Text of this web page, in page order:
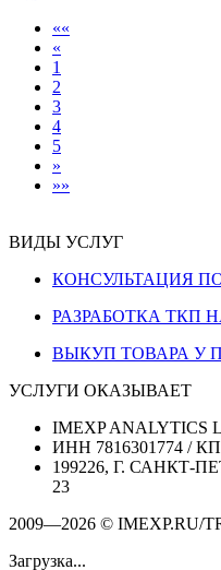
««
«
1
2
3
4
5
»
»»
ВИДЫ УСЛУГ
КОНСУЛЬТАЦИЯ
РАЗРАБОТКА ТКП
ВЫКУП ТОВАРА У
УСЛУГИ ОКАЗЫВАЕТ
IMEXP ANALYTICS
ИНН 7816301774 /
199226, Г. САНКТ-
23
2009—2026 © IMEXP.RU/
Загрузка...